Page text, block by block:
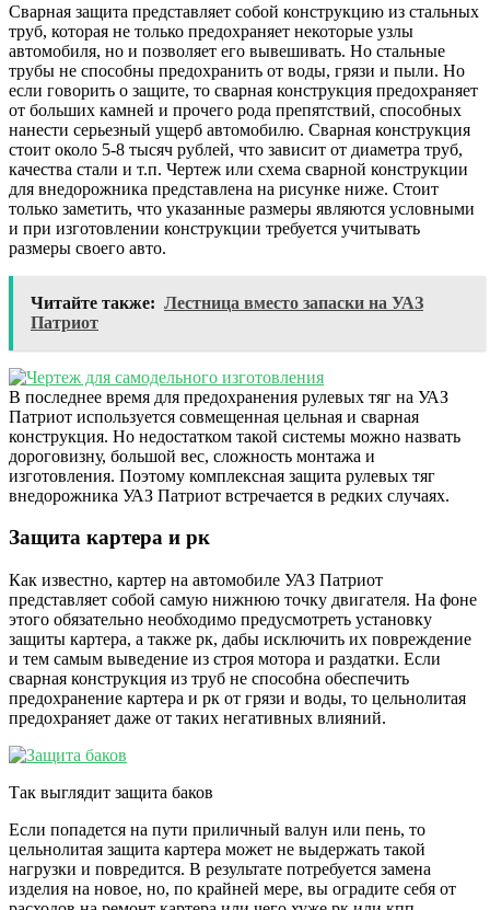
Сварная защита представляет собой конструкцию из стальных
труб, которая не только предохраняет некоторые узлы
автомобиля, но и позволяет его вывешивать. Но стальные
трубы не способны предохранить от воды, грязи и пыли. Но
если говорить о защите, то сварная конструкция предохраняет
от больших камней и прочего рода препятствий, способных
нанести серьезный ущерб автомобилю. Сварная конструкция
стоит около 5-8 тысяч рублей, что зависит от диаметра труб,
качества стали и т.п. Чертеж или схема сварной конструкции
для внедорожника представлена на рисунке ниже. Стоит
только заметить, что указанные размеры являются условными
и при изготовлении конструкции требуется учитывать
размеры своего авто.
Читайте также: Лестница вместо запаски на УАЗ
Патриот
В последнее время для предохранения рулевых тяг на УАЗ
Патриот используется совмещенная цельная и сварная
конструкция. Но недостатком такой системы можно назвать
дороговизну, большой вес, сложность монтажа и
изготовления. Поэтому комплексная защита рулевых тяг
внедорожника УАЗ Патриот встречается в редких случаях.
Защита картера и рк
Как известно, картер на автомобиле УАЗ Патриот
представляет собой самую нижнюю точку двигателя. На фоне
этого обязательно необходимо предусмотреть установку
защиты картера, а также рк, дабы исключить их повреждение
и тем самым выведение из строя мотора и раздатки. Если
сварная конструкция из труб не способна обеспечить
предохранение картера и рк от грязи и воды, то цельнолитая
предохраняет даже от таких негативных влияний.
Так выглядит защита баков
Если попадется на пути приличный валун или пень, то
цельнолитая защита картера может не выдержать такой
нагрузки и повредится. В результате потребуется замена
изделия на новое, но, по крайней мере, вы оградите себя от